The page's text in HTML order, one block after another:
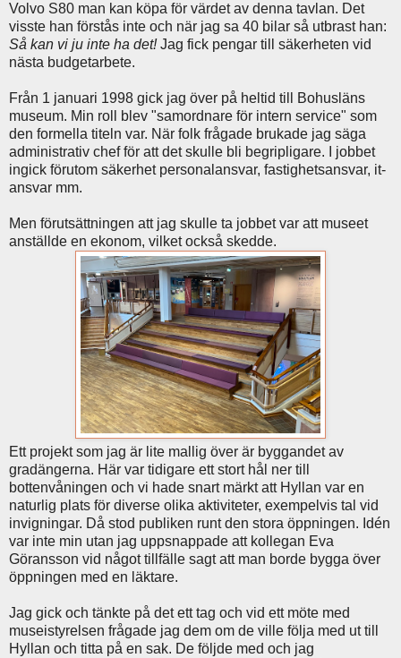
Volvo S80 man kan köpa för värdet av denna tavlan. Det
visste han förstås inte och när jag sa 40 bilar så utbrast han:
Så kan vi ju inte ha det!Jag fick pengar till säkerheten vid
nästa budgetarbete.
Från 1 januari 1998 gick jag över på heltid till Bohusläns
museum. Min roll blev "samordnare för intern service" som
den formella titeln var. När folk frågade brukade jag säga
administrativ chef för att det skulle bli begripligare. I jobbet
ingick förutom säkerhet personalansvar, fastighetsansvar, it-
ansvar mm.
Men förutsättningen att jag skulle ta jobbet var att museet
anställde en ekonom, vilket också skedde.
Ett projekt som jag är lite mallig över är byggandet av
gradängerna. Här var tidigare ett stort hål ner till
bottenvåningen och vi hade snart märkt att Hyllan var en
naturlig plats för diverse olika aktiviteter, exempelvis tal vid
invigningar. Då stod publiken runt den stora öppningen. Idén
var inte min utan jag uppsnappade att kollegan Eva
Göransson vid något tillfälle sagt att man borde bygga över
öppningen med en läktare.
Jag gick och tänkte på det ett tag och vid ett möte med
museistyrelsen frågade jag dem om de ville följa med ut till
Hyllan och titta på en sak. De följde med och jag